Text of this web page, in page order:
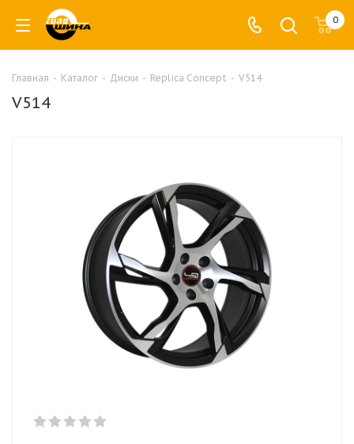
0
Главная - Каталог - Диски - Replica Concept - V514
V514